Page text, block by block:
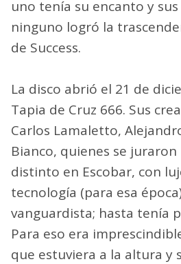
uno tenía su encanto y
ninguno logró la
de Success.
La disco abrió el 21 de
Tapia de Cruz 666. Sus
Carlos Lamaletto,
Bianco, quienes se
distinto en Escobar, con
tecnología (para esa
vanguardista; hasta tenía
Para eso era
que estuviera a la altura y